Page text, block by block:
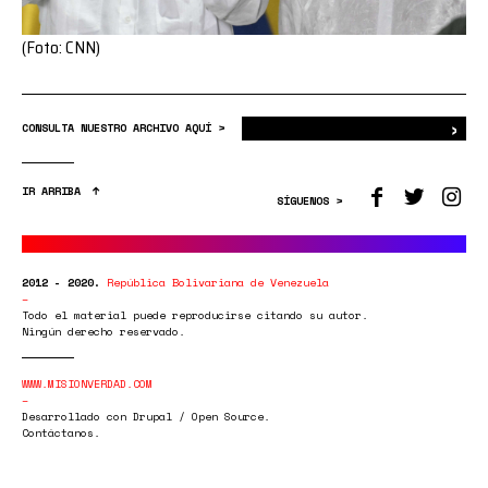
(Foto: CNN)
CONSULTA NUESTRO ARCHIVO AQUÍ > ›
IR ARRIBA
SÍGUENOS >
2012 - 2020. República Bolivariana de Venezuela
Todo el material puede reproducirse citando su autor.
Ningún derecho reservado.
WWW.MISIONVERDAD.COM
Desarrollado con Drupal / Open Source.
Contáctanos.